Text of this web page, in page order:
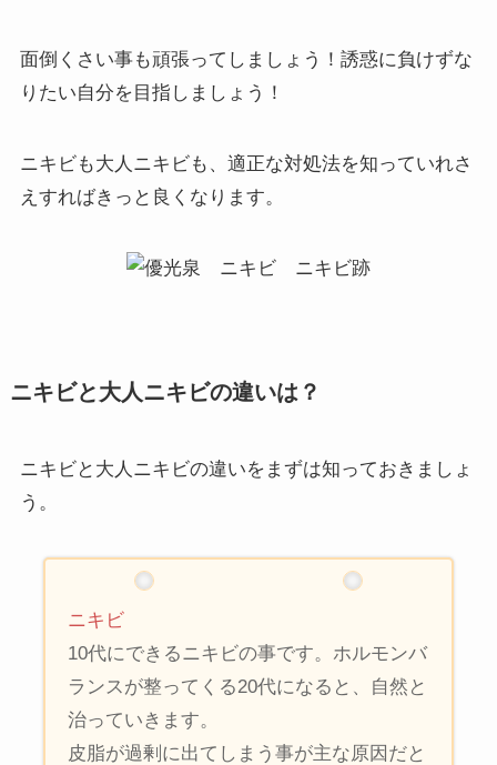
面倒くさい事も頑張ってしましょう！誘惑に負けずな
りたい自分を目指しましょう！
ニキビも大人ニキビも、適正な対処法を知っていれさ
えすればきっと良くなります。
ニキビと大人ニキビの違いは？
ニキビと大人ニキビの違いをまずは知っておきましょ
う。
ニキビ
10代にできるニキビの事です。ホルモンバ
ランスが整ってくる20代になると、自然と
治っていきます。
皮脂が過剰に出てしまう事が主な原因だと